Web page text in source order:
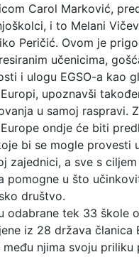
Carol Marković,
i to Melani
Peričić. Ovom je
učenicima,
i ulogu EGSO-a kao
upoznavši
u samoj raspravi.
ondje će biti
bi se mogle provesti
zajednici, a sve s
pomogne u što
društvo.
odabrane tek 33 škole
iz 28 država članica
njima svoju priliku